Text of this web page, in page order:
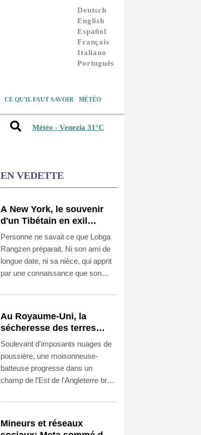
Deutsch
English
Español
Français
Italiano
Português
CE QU'IL FAUT SAVOIR MÉTÉO
Météo - Venezia 31°C
EN VEDETTE
A New York, le souvenir
d'un Tibétain en exil
immolé par le feu
Personne ne savait ce que Lobga
Rangzen préparait. Ni son ami de
longue date, ni sa nièce, qui apprit
par une connaissance que son
immolé par le feu devant le siège
Au Royaume-Uni, la
sécheresse des terres
agricoles menace la
sécurité alimentaire
Soulevant d'imposants nuages de
poussière, une moisonneuse-
batteuse progresse dans un
champ de l'Est de l'Angleterre bruni
craintes de John Pawsey pour son
sécurité alimentaire du pays.
Mineurs et réseaux